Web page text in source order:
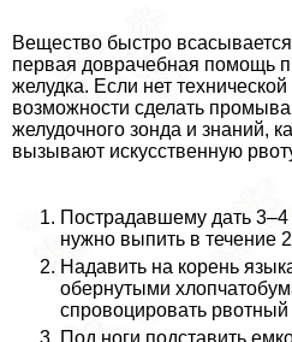
Вещество быстро
первая доврачебная помощь
желудка. Если нет технической
возможности сделать
желудочного зонда и знаний,
вызывают искусственную
Пострадавшему дать
нужно выпить в течение
Надавить на корень
обернутыми
спровоцировать
Под ноги подставить